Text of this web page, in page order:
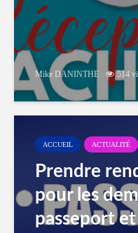
Mike DANINTHE 514
ACCUEIL ACTUALITÉ
Prendre
pour les
passeport